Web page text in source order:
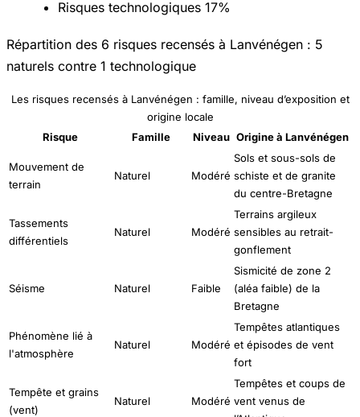
Risques technologiques 17%
Répartition des 6 risques recensés à Lanvénégen : 5
naturels contre 1 technologique
Les risques recensés à Lanvénégen : famille, niveau d’exposition et
origine locale
Risque
Famille Niveau Origine à Lanvénégen
Mouvement de
terrain
Naturel Modéré
Sols et sous-sols de
schiste et de granite
du centre-Bretagne
Tassements
différentiels
Naturel Modéré
Terrains argileux
sensibles au retrait-
gonflement
Séisme Naturel Faible
Sismicité de zone 2
(aléa faible) de la
Bretagne
Phénomène lié à
l'atmosphère
Naturel Modéré
Tempêtes atlantiques
et épisodes de vent
fort
Tempête et grains
(vent)
Naturel Modéré
Tempêtes et coups de
vent venus de